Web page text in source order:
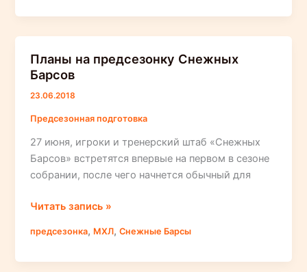
Планы на предсезонку Снежных
Барсов
23.06.2018
Предсезонная подготовка
27 июня, игроки и тренерский штаб «Снежных
Барсов» встретятся впервые на первом в сезоне
собрании, после чего начнется обычный для
Планы
предсезонку
Читать запись »
предсезонка, МХЛ,Снежные Барсы